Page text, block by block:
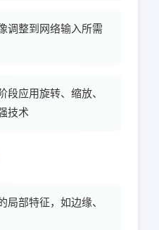
调整到网络输入所需
段应用旋转、缩放、
技术
局部特征，如边缘、